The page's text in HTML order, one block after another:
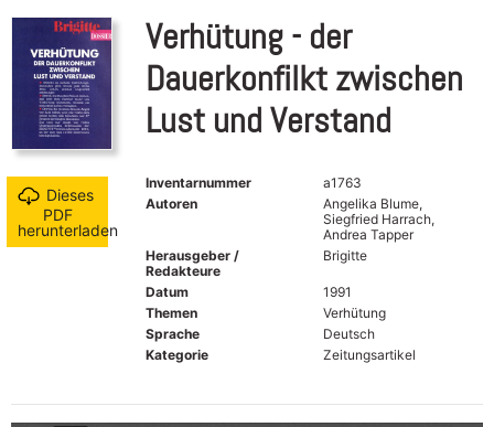
Dieses
PDF
herunterladen
Verhütung - der
Dauerkonfilkt zwischen
Lust und Verstand
Inventarnummer
a1763
Autoren
Angelika Blume,
Siegfried Harrach,
Andrea Tapper
Herausgeber /
Redakteure
Brigitte
Datum
1991
Themen
Verhütung
Sprache
Deutsch
Kategorie
Zeitungsartikel